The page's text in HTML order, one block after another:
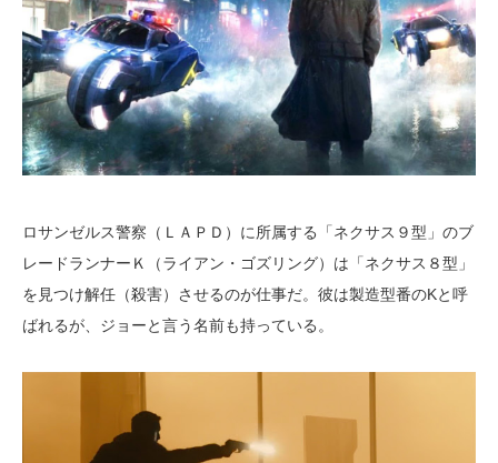
ロサンゼルス警察（ＬＡＰＤ）に所属する「ネクサス９型」のブ
レードランナーＫ（ライアン・ゴズリング）は「ネクサス８型」
を見つけ解任（殺害）させるのが仕事だ。彼は製造型番のKと呼
ばれるが、ジョーと言う名前も持っている。